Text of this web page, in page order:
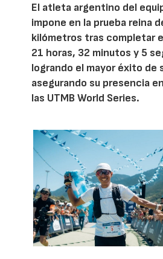
El atleta argentino del
impone en la prueba reina
kilómetros tras completar
21 horas, 32 minutos y 5
logrando el mayor éxito de
asegurando su presencia
las UTMB World Series.